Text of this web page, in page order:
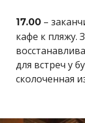
17.00 –
кафе к пляжу.
для встреч у
сколоченная